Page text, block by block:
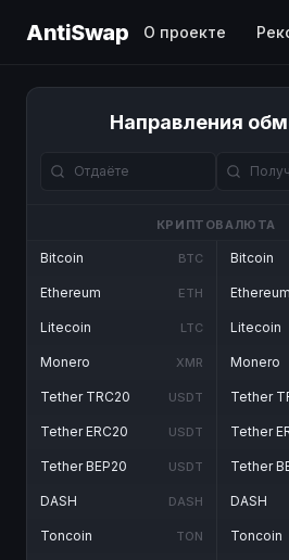
AntiSwap О проекте
Направления
КРИПТОВАЛЮТА
Bitcoin BTC
Ethereum ETH
Litecoin LTC
Monero XMR
Tether TRC20 USDT
Tether ERC20 USDT
Tether BEP20 USDT
DASH DASH
Toncoin TON
Bitcoin
Ethereum
Litecoin
Monero
Tether
Tether
Tether
DASH
Toncoin